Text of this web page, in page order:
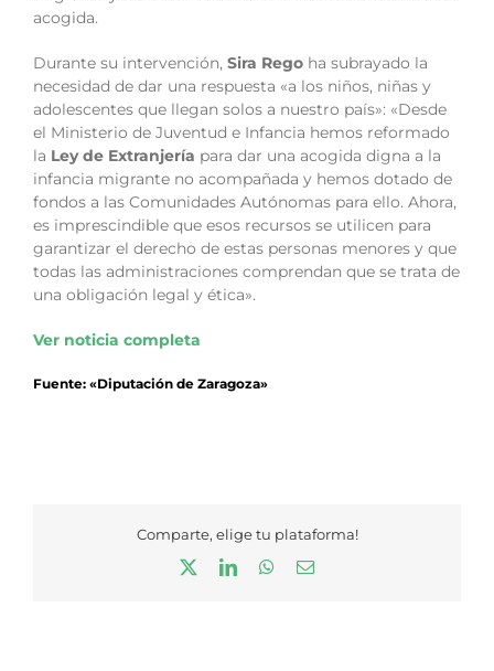
acogida.
Durante su intervención, Sira Rego ha subrayado la
necesidad de dar una respuesta «a los niños, niñas y
adolescentes que llegan solos a nuestro país»: «Desde
el Ministerio de Juventud e Infancia hemos reformado
la Ley de Extranjería para dar una acogida digna a la
infancia migrante no acompañada y hemos dotado de
fondos a las Comunidades Autónomas para ello. Ahora,
es imprescindible que esos recursos se utilicen para
garantizar el derecho de estas personas menores y que
todas las administraciones comprendan que se trata de
una obligación legal y ética».
Ver noticia completa
Fuente: «Diputación de Zaragoza»
Comparte, elige tu plataforma!
LinkedInWhatsApp
Correo